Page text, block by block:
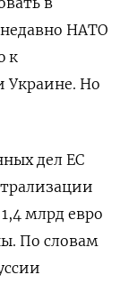
НАТО
к
Но
дел ЕС
млрд евро
По словам